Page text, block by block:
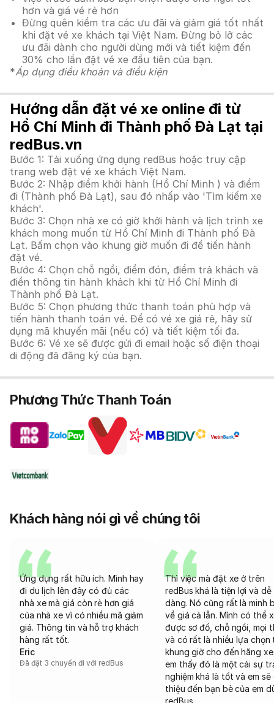
hơn và giá vé rẻ hơn
Đừng quên kiểm tra các ưu đãi và giảm giá tốt nhất
khi đặt vé xe khách tại Việt Nam. Đừng bỏ lỡ các
ưu đãi dành cho người dùng mới và tiết kiệm đến
30% cho lần đặt vé xe đầu tiên của bạn.
*Áp dụng điều khoản và điều kiện
Hướng dẫn đặt vé xe online đi từ
Hồ Chí Minh đi Thành phố Đà Lạt tại
redBus.vn
Bước 1: Tải xuống ứng dụng redBus hoặc truy cập
trang web đặt vé xe khách Việt Nam.
Bước 2: Nhập điểm khởi hành (Hồ Chí Minh ) và điểm
đi (Thành phố Đà Lạt), sau đó nhấp vào 'Tìm kiếm xe
khách'.
Bước 3: Chọn nhà xe có giờ khởi hành và lịch trình xe
khách mong muốn từ Hồ Chí Minh đi Thành phố Đà
Lạt. Bấm chọn vào khung giờ muốn đi để tiến hành
đặt vé.
Bước 4: Chọn chỗ ngồi, điểm đón, điểm trả khách và
điền thông tin hành khách khi từ Hồ Chí Minh đi
Thành phố Đà Lạt.
Bước 5: Chọn phương thức thanh toán phù hợp và
tiến hành thanh toán vé. Để có vé xe giá rẻ, hãy sử
dụng mã khuyến mãi (nếu có) và tiết kiệm tối đa.
Bước 6: Vé xe sẽ được gửi đi email hoặc số điện thoại
di động đã đăng ký của bạn.
Phương Thức Thanh Toán
Khách hàng nói gì về chúng tôi
Ứng dụng rất hữu ích. Mình hay
đi du lịch lên đây có đủ các
nhà xe mà giá còn rẻ hơn giá
của nhà xe vì có nhiều mã giảm
giá. Thông tin và hỗ trợ khách
hàng rất tốt.
Eric
Đã đặt 3 chuyến đi với redBus
Thì việc mà đặt xe ở trên
redBus khá là tiện lợi và dễ
dàng. Nó cũng rất là minh
về giá cả lẫn. Mình có thể
được sơ đồ, chỗ ngồi, mọi
và có rất là nhiều lựa chọn
khung giờ cho đến hãng
em thấy đó là một cái sự
nghiệm khá là tốt và em sẽ
thiệu đến bạn bè của em
redBus.